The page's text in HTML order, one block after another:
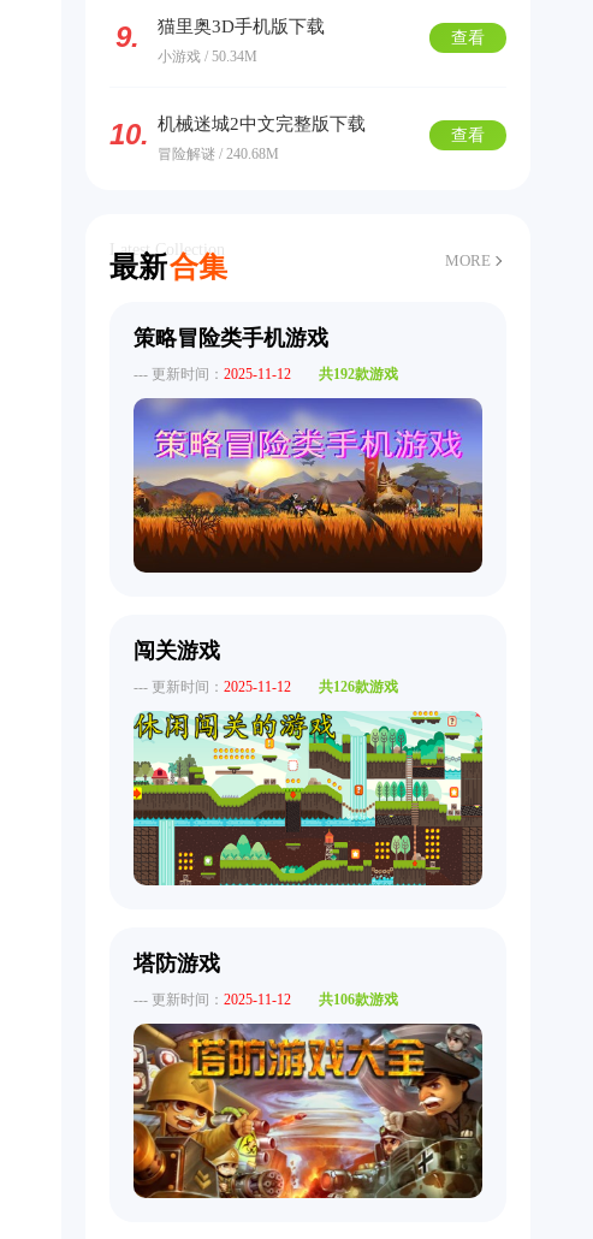
9. 猫里奥3D手机版下载
小游戏 / 50.34M
查看
10. 机械迷城2中文完整版下载
冒险解谜 / 240.68M
查看
最新合集
Latest Collection
MORE
策略冒险类手机游戏
--- 更新时间： 2025-11-12 共192款游戏
闯关游戏
--- 更新时间： 2025-11-12 共126款游戏
塔防游戏
--- 更新时间： 2025-11-12 共106款游戏